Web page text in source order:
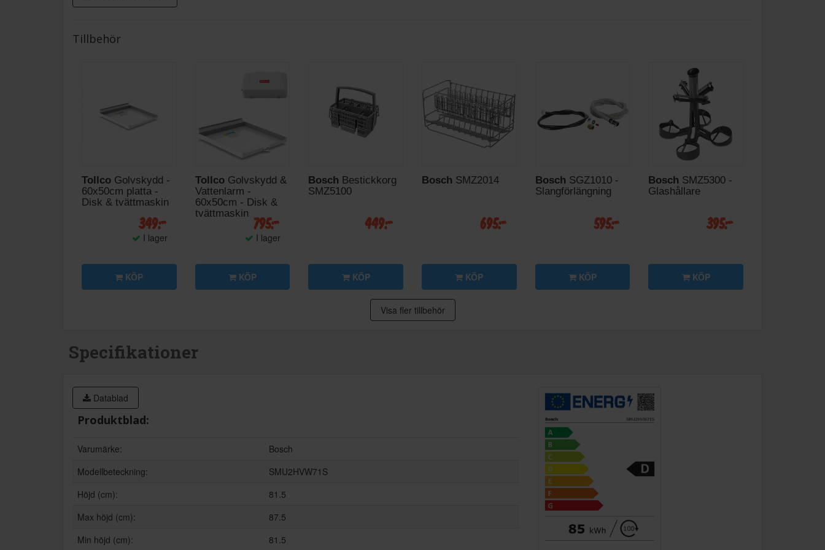
Tillbehör
Tollco Golvskydd -
60x50cm platta -
Disk & tvättmaskin
349:-
I lager
KÖP
TollcoGolvskydd &
Vattenlarm -
60x50cm - Disk &
tvättmaskin 795:-
I lager
KÖP
Bosch Bestickkorg
SMZ5100
449:-
KÖP
Bosch SMZ2014
695:-
KÖP
Bosch SGZ1010 -
Slangförlängning
595:-
KÖP
Bosch SMZ5300 -
Glashållare
395:-
KÖP
Visa fler tillbehör
Specifikationer
Datablad
Produktblad:
Varumärke:
Bosch
Modellbeteckning:
SMU2HVW71S
Höjd (cm):
81.5
Max höjd (cm):
87.5
Min höjd (cm):
81.5